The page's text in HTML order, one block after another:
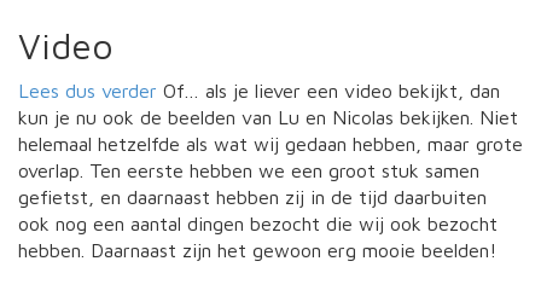
Video
Lees dus verder Of… als je liever een video bekijkt, dan
kun je nu ook de beelden van Lu en Nicolas bekijken. Niet
helemaal hetzelfde als wat wij gedaan hebben, maar grote
overlap. Ten eerste hebben we een groot stuk samen
gefietst, en daarnaast hebben zij in de tijd daarbuiten
ook nog een aantal dingen bezocht die wij ook bezocht
hebben. Daarnaast zijn het gewoon erg mooie beelden!